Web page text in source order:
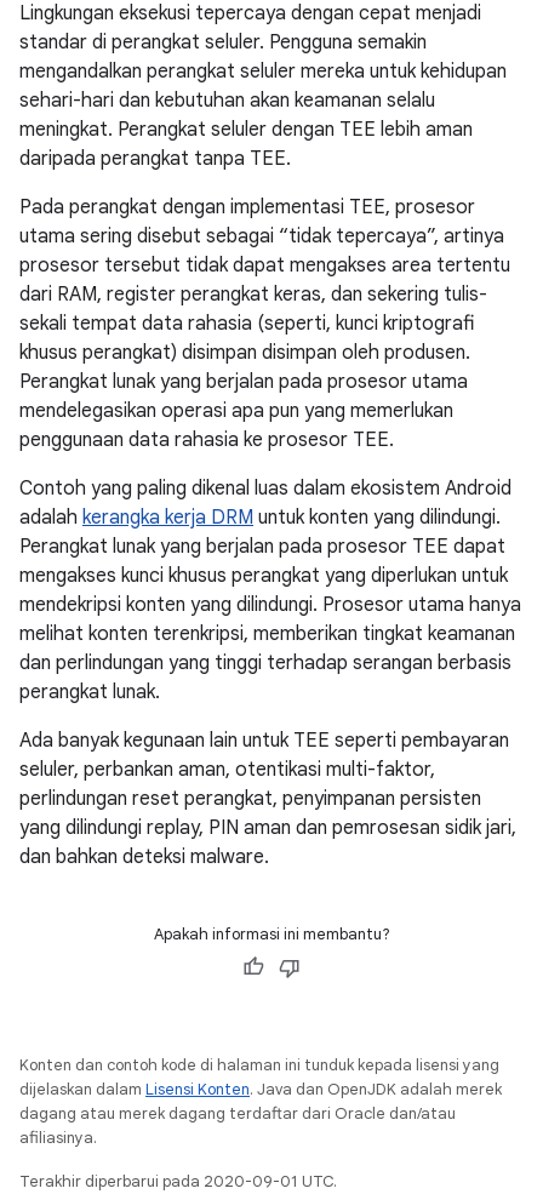
Lingkungan eksekusi tepercaya dengan cepat menjadi
standar di perangkat seluler. Pengguna semakin
mengandalkan perangkat seluler mereka untuk kehidupan
sehari-hari dan kebutuhan akan keamanan selalu
meningkat. Perangkat seluler dengan TEE lebih aman
daripada perangkat tanpa TEE.
Pada perangkat dengan implementasi TEE, prosesor
utama sering disebut sebagai “tidak tepercaya”, artinya
prosesor tersebut tidak dapat mengakses area tertentu
dari RAM, register perangkat keras, dan sekering tulis-
sekali tempat data rahasia (seperti, kunci kriptografi
khusus perangkat) disimpan disimpan oleh produsen.
Perangkat lunak yang berjalan pada prosesor utama
mendelegasikan operasi apa pun yang memerlukan
penggunaan data rahasia ke prosesor TEE.
Contoh yang paling dikenal luas dalam ekosistem Android
adalah kerangka kerja DRM untuk konten yang dilindungi.
Perangkat lunak yang berjalan pada prosesor TEE dapat
mengakses kunci khusus perangkat yang diperlukan untuk
mendekripsi konten yang dilindungi. Prosesor utama hanya
melihat konten terenkripsi, memberikan tingkat keamanan
dan perlindungan yang tinggi terhadap serangan berbasis
perangkat lunak.
Ada banyak kegunaan lain untuk TEE seperti pembayaran
seluler, perbankan aman, otentikasi multi-faktor,
perlindungan reset perangkat, penyimpanan persisten
yang dilindungi replay, PIN aman dan pemrosesan sidik jari,
dan bahkan deteksi malware.
Apakah informasi ini membantu?
Konten dan contoh kode di halaman ini tunduk kepada lisensi yang
dijelaskan dalam Lisensi Konten. Java dan OpenJDK adalah merek
dagang atau merek dagang terdaftar dari Oracle dan/atau
afiliasinya.
Terakhir diperbarui pada 2020-09-01 UTC.